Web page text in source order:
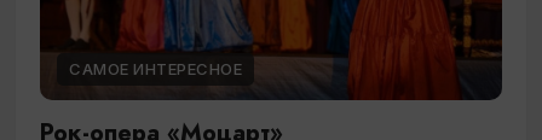
САМОЕ ИНТЕРЕСНОЕ